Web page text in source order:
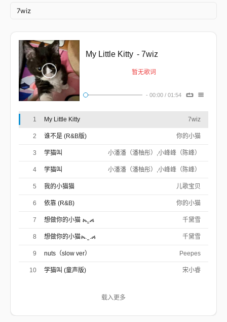
My Little Kitty - 7wiz
暂无歌词
- 00:00 / 01:54
1 My Little Kitty 7wiz
2 谁不是 (R&B版) 你的小猫
3 学猫叫 小潘潘（潘柚彤）,小峰峰（陈峰）
4 学猫叫 小潘潘（潘柚彤）,小峰峰（陈峰）
5 我的小猫猫 儿歌宝贝
6 依靠 (R&B) 你的小猫
7 想做你的小猫 ⦮.̫.⦯ 千黛雪
8 想做你的小猫⦮. ̫ .⦯ 千黛雪
9 nuts（slow ver） Peepes
10 学猫叫 (童声版) 宋小睿
载入更多